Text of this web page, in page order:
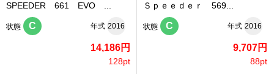
SPEEDER 661 EVO ...
状態 C 年式 2016
14,186円
128pt
Ｓｐｅｅｄｅｒ 569...
状態 C 年式 2016
9,707円
88pt